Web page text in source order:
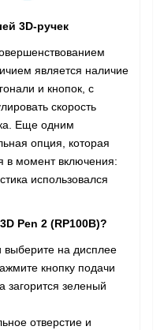
3D-ручек
является наличие
и кнопок, с
скорость
Еще одним
опция, которая
в момент включения:
использовался
3D Pen 2 (RP100B)?
выберите на дисплее
кнопку подачи
загорится зеленый
отверстие и